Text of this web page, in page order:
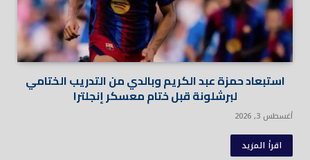
استبعاد حمزة عبد الكريم وبالدي من التدريب الختامي
لبرشلونة قبل ختام معسكر إنجلترا
أغسطس 3, 2026
اقرأ المزيد